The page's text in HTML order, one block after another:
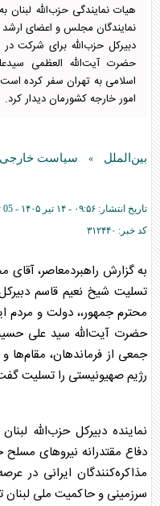
هیات نمایندگی حزب‌الله
نمایندگان مجلس و اعضای ارشد
دبیرکل حزب‌الله برای شرکت
حضرت آیت‌الله العظمی
اسلامی به تهران سفر کرده
امور خارجه کشورمان دیدار کرد.
بین‌الملل » سیاست خارجی
تاریخ انتشار: ۰۹:۵۶ - ۱۴ تير ۱۴۰۵ -
05
کد خبر: ۳۱۲۴۴۰
به گزارش راهبردمعاصر،
تسلیت شیخ نعیم قاسم
محترم جمهور،، دولت و مردم
حضرت آیت‌الله سید علی
جمعی از فرماندهان، مقام‌ها و
رژیم صهیونیستی را تسلیت
نماینده دبیرکل حزب‌الله
دفاع مقتدرانه نیروهای
مذاکره‌کنندگان ایرانی در
سرزمینی و حاکمیت ملی لبنان